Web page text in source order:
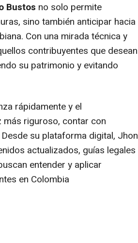
Bustos no solo permite
sino también anticipar hacia
Con una mirada técnica y
contribuyentes que desean
su patrimonio y evitando
rápidamente y el
más riguroso, contar con
su plataforma digital, Jhon
actualizados, guías legales
entender y aplicar
en Colombia